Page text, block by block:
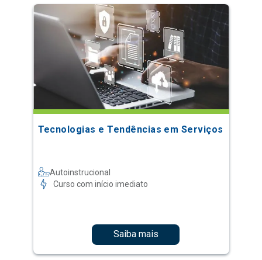
Tecnologias e Tendências em Serviços
Autoinstrucional
Curso com início imediato
Saiba mais